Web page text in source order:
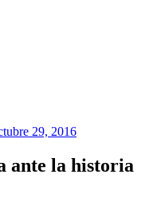
29, 2016
ante la historia